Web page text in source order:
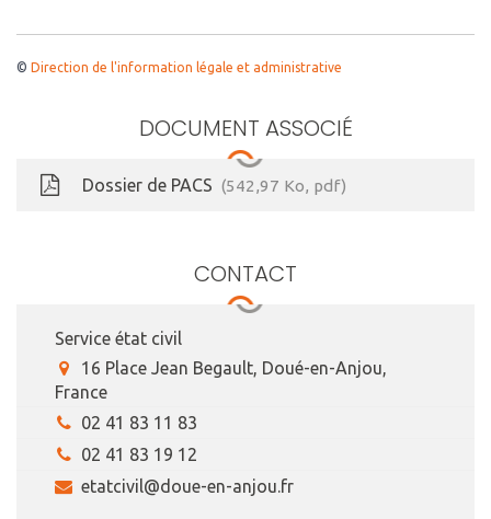
© Direction de l'information légale et administrative
DOCUMENT ASSOCIÉ
Dossier de PACS 542,97 Ko, pdf
CONTACT
Service état civil
16 Place Jean Begault, Doué-en-Anjou,
France
02 41 83 11 83
02 41 83 19 12
etatcivil@doue-en-anjou.fr